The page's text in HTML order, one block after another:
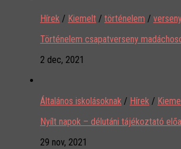
Hírek / Kiemelt / történelem /
Történelem csapatverseny
2 dec, 2021
Általános iskolásoknak / Hírek /
Nyílt napok – délutáni tájékoztató
29 nov, 2021